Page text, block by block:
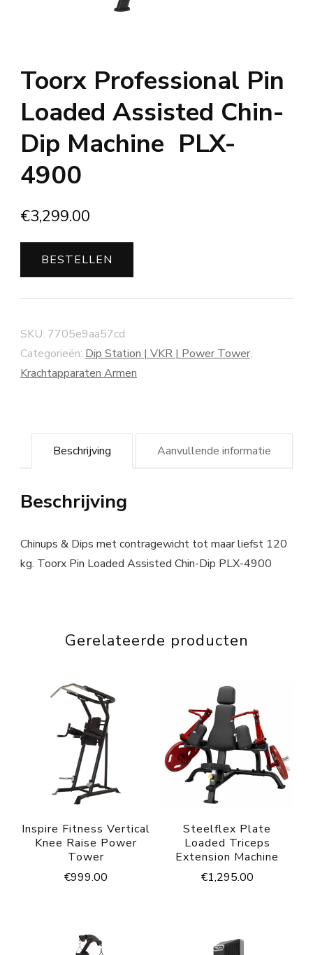
Toorx Professional Pin
Loaded Assisted Chin-
Dip Machine PLX-
4900
€3,299.00
BESTELLEN
SKU: 7705e9aa57cd
Categorieën: Dip Station | VKR | Power Tower,
Krachtapparaten Armen
Beschrijving Aanvullende informatie
Beschrijving
Chinups & Dips met contragewicht tot maar liefst 120
kg. Toorx Pin Loaded Assisted Chin-Dip PLX-4900
Gerelateerde producten
Inspire Fitness Vertical
Knee Raise Power
Tower
€999.00
Steelflex Plate
Loaded Triceps
Extension Machine
€1,295.00